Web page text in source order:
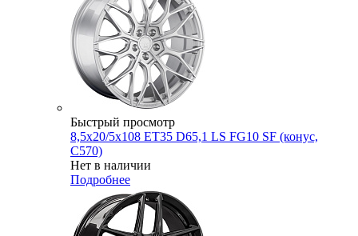
Быстрый просмотр
8,5x20/5x108 ET35 D65,1 LS FG10 SF (конус,
C570)
Нет в наличии
Подробнее